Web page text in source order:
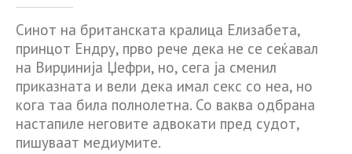
Синот на британската кралица Елизабета,
принцот Ендру, прво рече дека не се сеќавал
на Вирџинија Џефри, но, сега ја сменил
приказната и вели дека имал секс со неа, но
кога таа била полнолетна. Со ваква одбрана
настапиле неговите адвокати пред судот,
пишуваат медиумите.